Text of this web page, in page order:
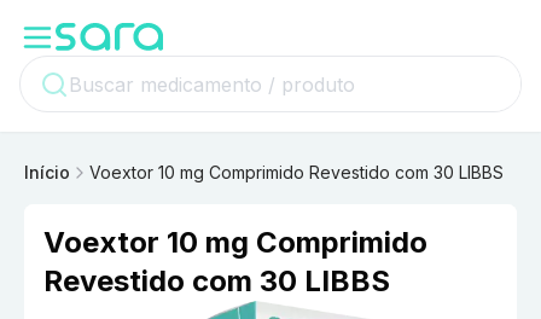
Início Voextor 10 mg Comprimido Revestido com 30 LIBBS
Voextor 10 mg Comprimido
Revestido com 30 LIBBS